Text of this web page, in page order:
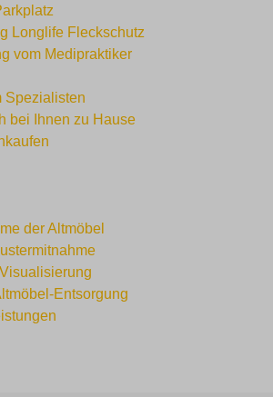
Longlife Fleckschutz
vom Medipraktiker
Spezialisten
bei Ihnen zu Hause
der Altmöbel
Entsorgung